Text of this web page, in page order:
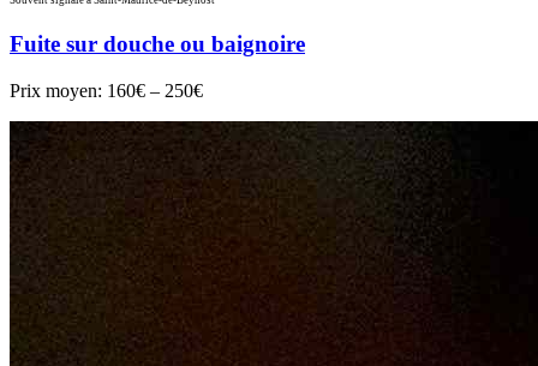
Fuite sur douche ou baignoire
Prix moyen: 160€ – 250€